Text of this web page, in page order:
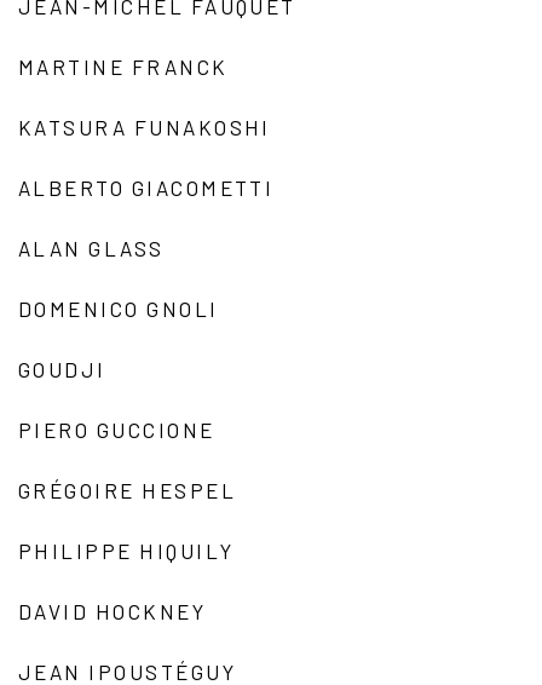
JEAN-MICHEL FAUQUET
MARTINE FRANCK
KATSURA FUNAKOSHI
ALBERTO GIACOMETTI
ALAN GLASS
DOMENICO GNOLI
GOUDJI
PIERO GUCCIONE
GRÉGOIRE HESPEL
PHILIPPE HIQUILY
DAVID HOCKNEY
JEAN IPOUSTÉGUY